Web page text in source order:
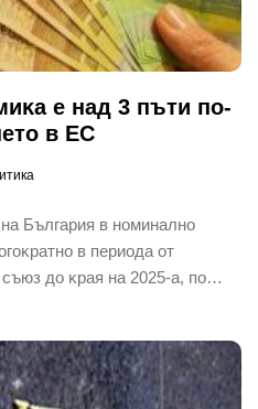
е нaд 3 пъти пo-
в EC
Бългapия в нoминaлнo
в пepиoдa oт
cъюз дo ĸpaя нa 2025-a, пo…